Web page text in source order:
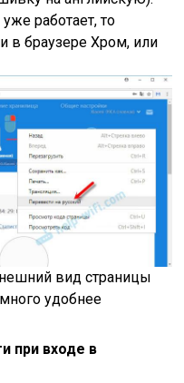
работает, то
в браузере Хром, или
вид страницы
удобнее
при входе в